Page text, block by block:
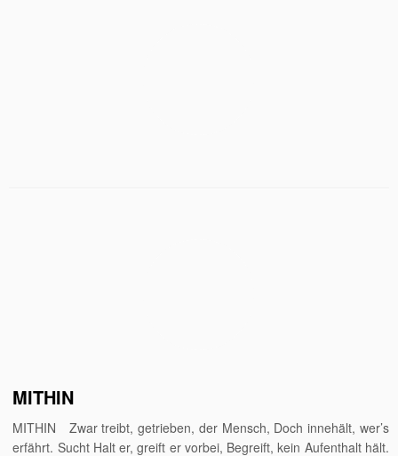
MITHIN
MITHIN Zwar treibt, getrieben, der Mensch, Doch innehält, wer’s
erfährt. Sucht Halt er, greift er vorbei, Begreift, kein Aufenthalt hält.